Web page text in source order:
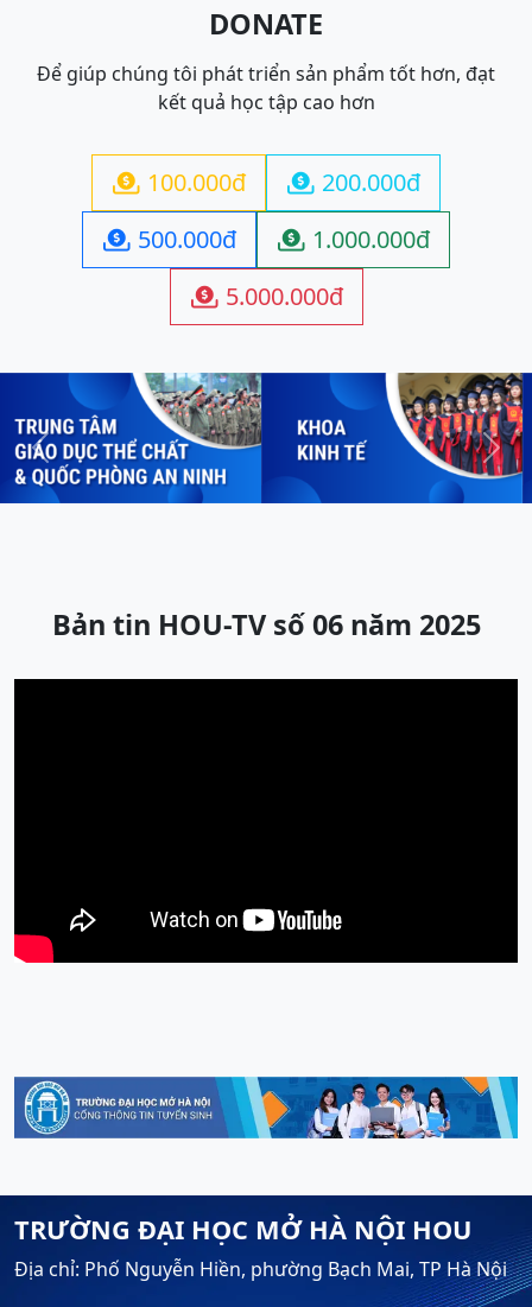
DONATE
Để giúp chúng tôi phát triển sản phẩm tốt hơn, đạt
kết quả học tập cao hơn
 100.000đ  200.000đ
 500.000đ  1.000.000đ
 5.000.000đ
Previous Next
Bản tin HOU-TV số 06 năm 2025
TRƯỜNG ĐẠI HỌC MỞ HÀ NỘI HOU
Địa chỉ: Phố Nguyễn Hiền, phường Bạch Mai, TP Hà Nội